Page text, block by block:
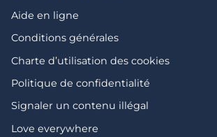
Aide en ligne
Conditions générales
Charte d’utilisation des cookies
Politique de confidentialité
Signaler un contenu illégal
Love everywhere